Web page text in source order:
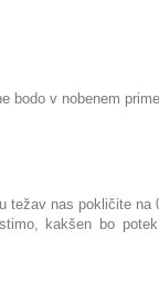
v nobenem
nas pokličite
kakšen bo